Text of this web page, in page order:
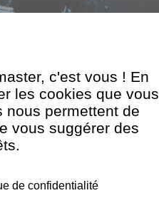
c'est vous ! En
les cookies que vous
nous permettent de
vous suggérer des
de confidentialité